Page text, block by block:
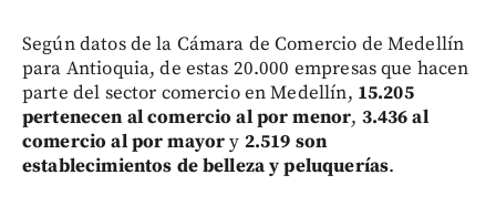
Según datos de la Cámara de Comercio de Medellín
para Antioquia, de estas 20.000 empresas que hacen
parte del sector comercio en Medellín, 15.205
pertenecen al comercio al por menor, 3.436 al
comercio al por mayory 2.519 son
establecimientos de belleza y peluquerías.